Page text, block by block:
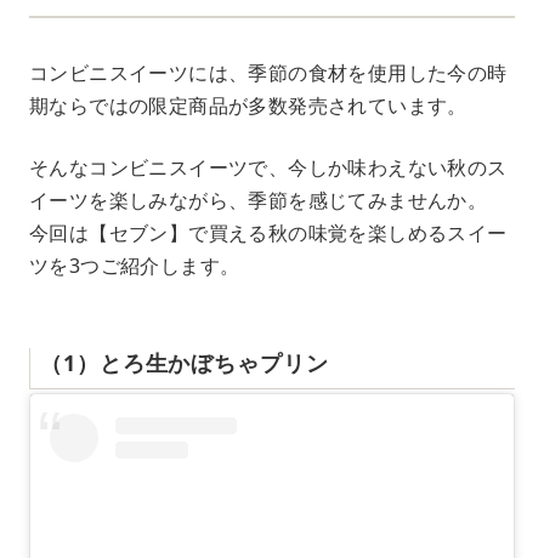
コンビニスイーツには、季節の食材を使用した今の時
期ならではの限定商品が多数発売されています。
そんなコンビニスイーツで、今しか味わえない秋のス
イーツを楽しみながら、季節を感じてみませんか。
今回は【セブン】で買える秋の味覚を楽しめるスイー
ツを3つご紹介します。
（1）とろ生かぼちゃプリン